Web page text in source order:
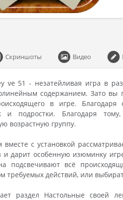
Скриншоты Видео
ve 51 - незатейливая игра в
содержанием. Зато вы
в игре.
и подростки. Благодаря
возрастную группу.
с установкой
и дарит особенную изюминку
подсвечивают всё
требуемых действий, или
раздел Настольные своей